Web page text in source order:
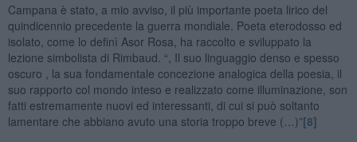
Campana è stato, a mio avviso, il più importante poeta lirico del
quindicennio precedente la guerra mondiale. Poeta eterodosso ed
isolato, come lo definì Asor Rosa, ha raccolto e sviluppato la
lezione simbolista di Rimbaud. “, Il suo linguaggio denso e spesso
oscuro , la sua fondamentale concezione analogica della poesia, il
suo rapporto col mondo inteso e realizzato come illuminazione, son
fatti estremamente nuovi ed interessanti, di cui si può soltanto
lamentare che abbiano avuto una storia troppo breve (…)”[8]